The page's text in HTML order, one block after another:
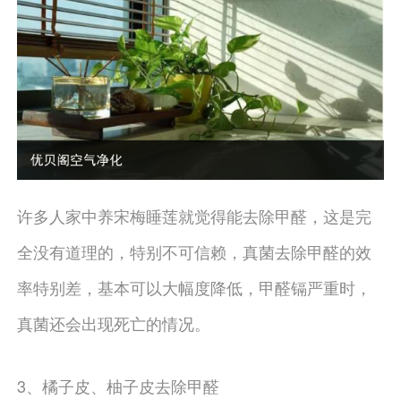
许多人家中养宋梅睡莲就觉得能去除甲醛，这是完
全没有道理的，特别不可信赖，真菌去除甲醛的效
率特别差，基本可以大幅度降低，甲醛镉严重时，
真菌还会出现死亡的情况。
3、橘子皮、柚子皮去除甲醛